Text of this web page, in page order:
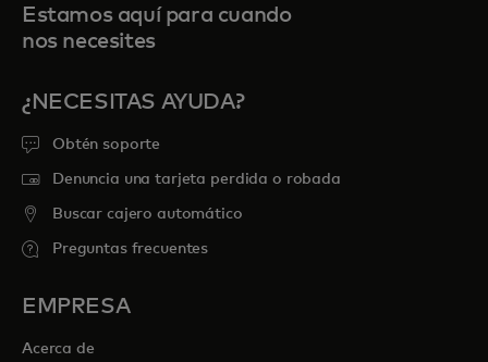
Estamos aquí para cuando
nos necesites
¿NECESITAS AYUDA?
Obtén soporte
Denuncia una tarjeta perdida o robada
Buscar cajero automático
Preguntas frecuentes
EMPRESA
Acerca de